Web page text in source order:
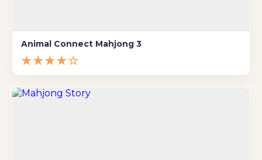
Animal Connect Mahjong 3
★★★★☆